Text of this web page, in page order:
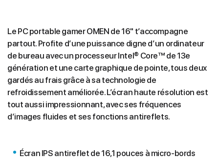
Le PC portable gamer OMEN de 16" t’accompagne
partout. Profite d’une puissance digne d’un ordinateur
de bureau avec un processeur Intel® Core™ de 13e
génération et une carte graphique de pointe, tous deux
gardés au frais grâce à sa technologie de
refroidissement améliorée. L’écran haute résolution est
tout aussi impressionnant, avec ses fréquences
d’images fluides et ses fonctions antireflets.
Écran IPS antireflet de 16,1 pouces à micro-bords